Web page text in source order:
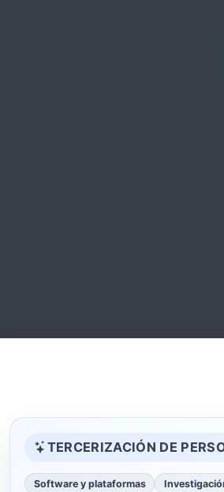
TERCERIZACIÓN DE
Software y plataformas